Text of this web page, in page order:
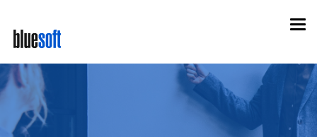
main
content